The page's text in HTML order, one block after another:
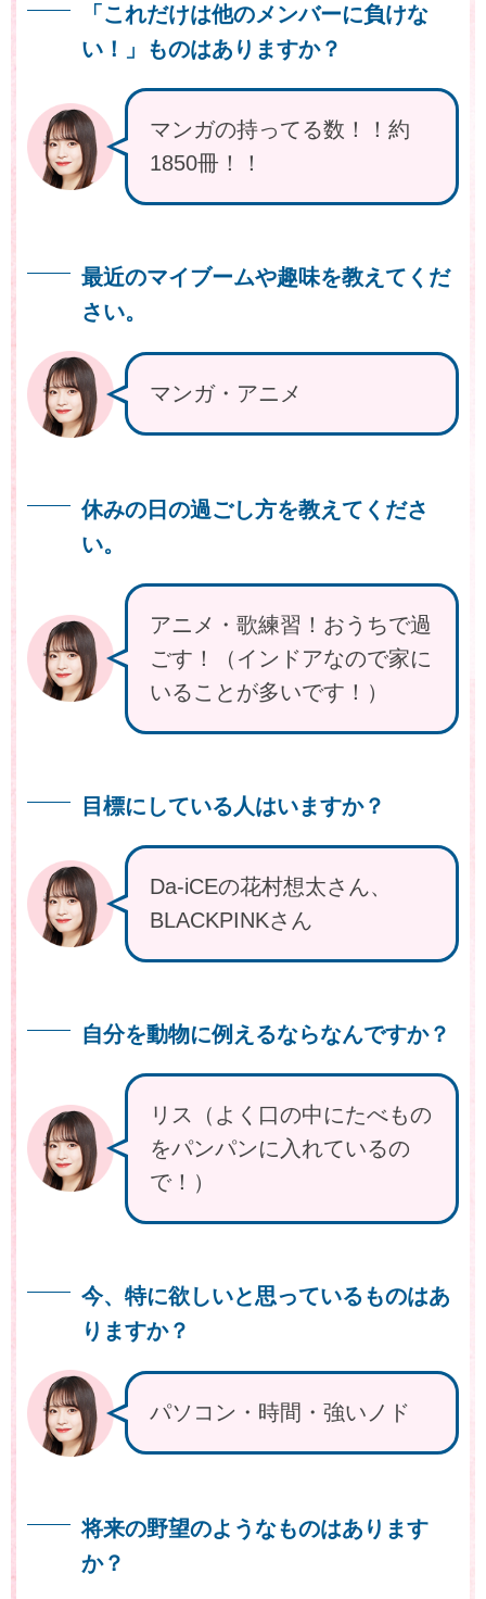
「これだけは他のメンバーに負けな
い！」ものはありますか？
マンガの持ってる数！！約
1850冊！！
最近のマイブームや趣味を教えてくだ
さい。
マンガ・アニメ
休みの日の過ごし方を教えてくださ
い。
アニメ・歌練習！おうちで過
ごす！（インドアなので家に
いることが多いです！）
目標にしている人はいますか？
Da-iCEの花村想太さん、
BLACKPINKさん
自分を動物に例えるならなんですか？
リス（よく口の中にたべもの
をパンパンに入れているの
で！）
今、特に欲しいと思っているものはあ
りますか？
パソコン・時間・強いノド
将来の野望のようなものはあります
か？